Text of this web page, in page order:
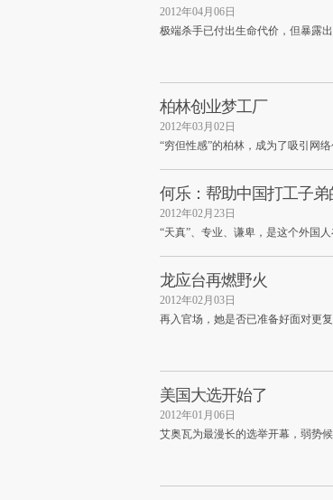
2012年04月06日
极端杀手已付出生命代价，但暴露
柏林创业梦工厂
2012年03月02日
“穷但性感”的柏林，成为了吸引网
何乐：帮助中国打工子弟
2012年02月23日
“天真”、专业、谦卑，是这个外国
龙应台再燃野火
2012年02月03日
再入官场，她是否已准备好面对更
美国大选开始了
2012年01月06日
艾奥瓦为最漫长的选举开幕，弱势